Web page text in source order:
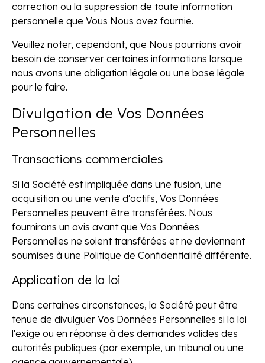
correction ou la suppression de toute information
personnelle que Vous Nous avez fournie.
Veuillez noter, cependant, que Nous pourrions avoir
besoin de conserver certaines informations lorsque
nous avons une obligation légale ou une base légale
pour le faire.
Divulgation de Vos Données
Personnelles
Transactions commerciales
Si la Société est impliquée dans une fusion, une
acquisition ou une vente d'actifs, Vos Données
Personnelles peuvent être transférées. Nous
fournirons un avis avant que Vos Données
Personnelles ne soient transférées et ne deviennent
soumises à une Politique de Confidentialité différente.
Application de la loi
Dans certaines circonstances, la Société peut être
tenue de divulguer Vos Données Personnelles si la loi
l'exige ou en réponse à des demandes valides des
autorités publiques (par exemple, un tribunal ou une